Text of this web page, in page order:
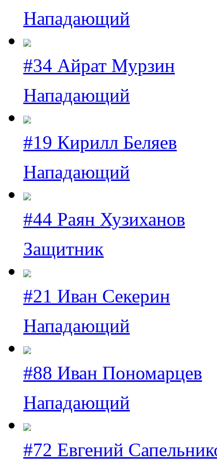
Нападающий
#34 Айрат Мурзин
Нападающий
#19 Кирилл Беляев
Нападающий
#44 Раян Хузиханов
Защитник
#21 Иван Секерин
Нападающий
#88 Иван Пономарцев
Нападающий
#72 Евгений